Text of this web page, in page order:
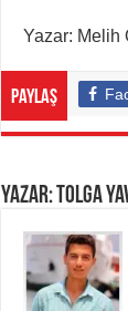
Yazar: Melih
Paylaş
Yazar: Tolga